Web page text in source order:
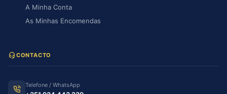
A Minha Conta
As Minhas Encomendas
CONTACTO
Telefone / WhatsApp